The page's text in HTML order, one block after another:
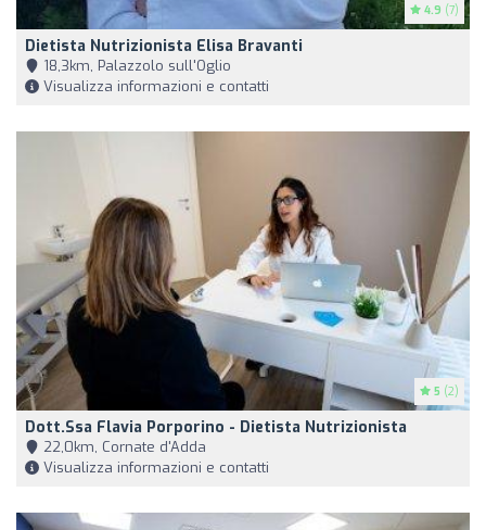
4.9 (7)
Dietista Nutrizionista Elisa Bravanti
18,3km, Palazzolo sull'Oglio
Visualizza informazioni e contatti
5 (2)
Dott.ssa Flavia Porporino - Dietista Nutrizionista
22,0km, Cornate d'Adda
Visualizza informazioni e contatti